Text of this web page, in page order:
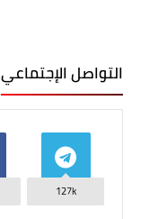
التواصل الإجتماعي
127k